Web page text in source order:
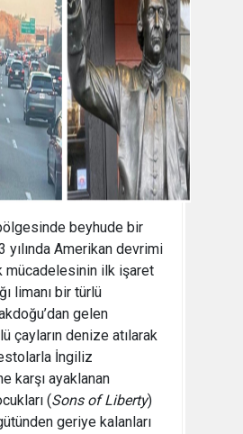
beyhude bir
yılında Amerikan devrimi
mücadelesinin ilk işaret
limanı bir türlü
gelen
çayların denize atılarak
İngiliz
karşı ayaklanan
(Sons of Liberty)
geriye kalanları